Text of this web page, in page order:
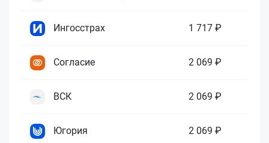
Ингосстрах 1 717 ₽
Согласие 2 069 ₽
ВСК 2 069 ₽
Югория 2 069 ₽